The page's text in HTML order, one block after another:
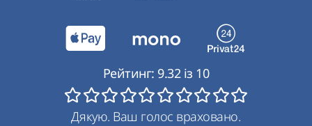
Рейтинг: 9.32із 10
Дякую. Ваш голос враховано.